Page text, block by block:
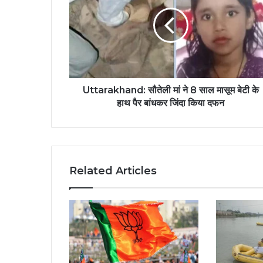
Uttarakhand: सौतेली मां ने 8 साल मासूम बेटी के
हाथ पैर बांधकर जिंदा किया दफन
Related Articles